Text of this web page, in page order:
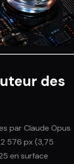
des
par Claude Opus
2 576 px (3,75
en surface